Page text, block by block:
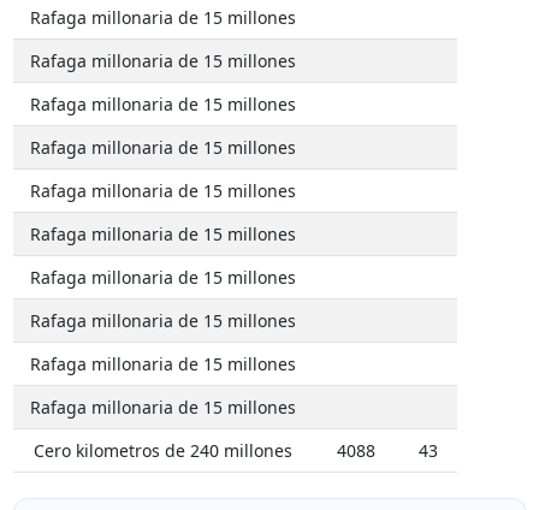
Rafaga millonaria de 15 millones
Rafaga millonaria de 15 millones
Rafaga millonaria de 15 millones
Rafaga millonaria de 15 millones
Rafaga millonaria de 15 millones
Rafaga millonaria de 15 millones
Rafaga millonaria de 15 millones
Rafaga millonaria de 15 millones
Rafaga millonaria de 15 millones
Rafaga millonaria de 15 millones
Cero kilometros de 240 millones
4088 43